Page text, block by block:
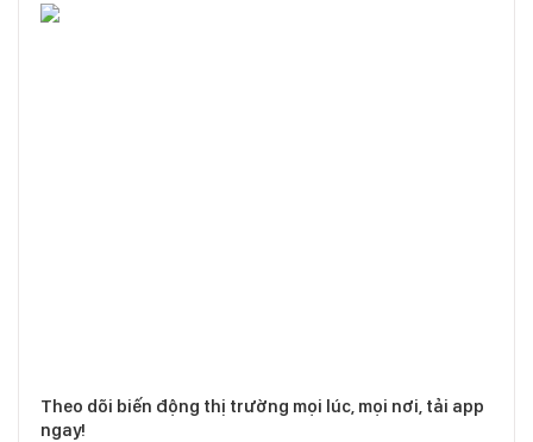
Theo dõi biến động thị trường mọi lúc, mọi nơi, tải app
ngay!